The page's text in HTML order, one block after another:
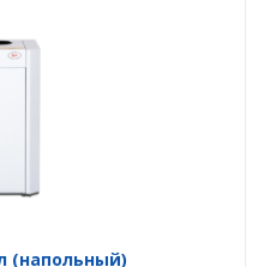
(напольный)